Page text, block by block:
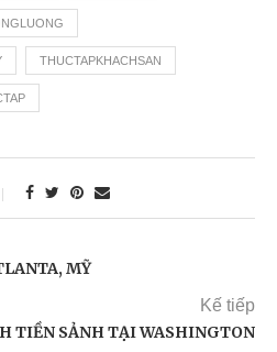
THUCTAPKHACHSAN
MỸ
Kế tiếp
TIỀN SẢNH TẠI WASHINGTON